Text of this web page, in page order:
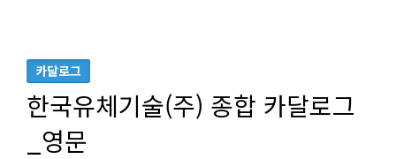
카달로그
한국유체기술(주) 종합 카달로그
_영문